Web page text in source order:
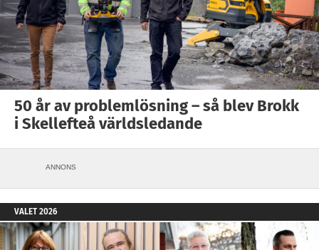
50 år av problemlösning – så blev Brokk
i Skellefteå världsledande
ANNONS
VALET 2026